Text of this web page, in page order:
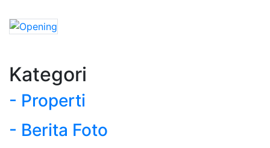
Kategori
- Properti
- Berita Foto